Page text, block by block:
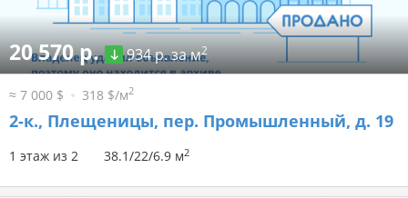
20 570 р. 934 р. за м2
≈ 7 000 $ 318 $/м2
2-к., Плещеницы, пер. Промышленный, д. 19
1 этаж из 2 38.1/22/6.9 м2